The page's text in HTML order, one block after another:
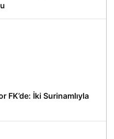
FK’de: İki Surinamlıyla